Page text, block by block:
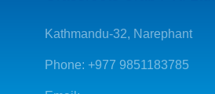
Kathmandu-32, Narephant
Phone: +977 9851183785